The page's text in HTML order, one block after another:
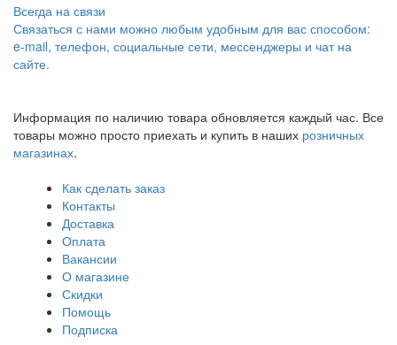
Всегда на связи
Связаться с нами можно любым удобным для вас способом:
e-mail, телефон, социальные сети, мессенджеры и чат на
сайте.
Информация по наличию товара обновляется каждый час. Все
товары можно просто приехать и купить в наших розничных
магазинах.
Как сделать заказ
Контакты
Доставка
Оплата
Вакансии
О магазине
Скидки
Помощь
Подписка